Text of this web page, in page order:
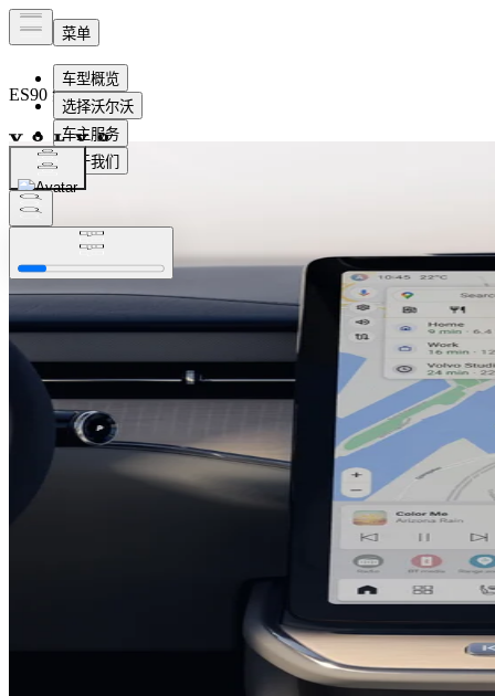
ES90 纯电动
概览
功能
即刻订购预约试驾​
预约试驾​即刻订购